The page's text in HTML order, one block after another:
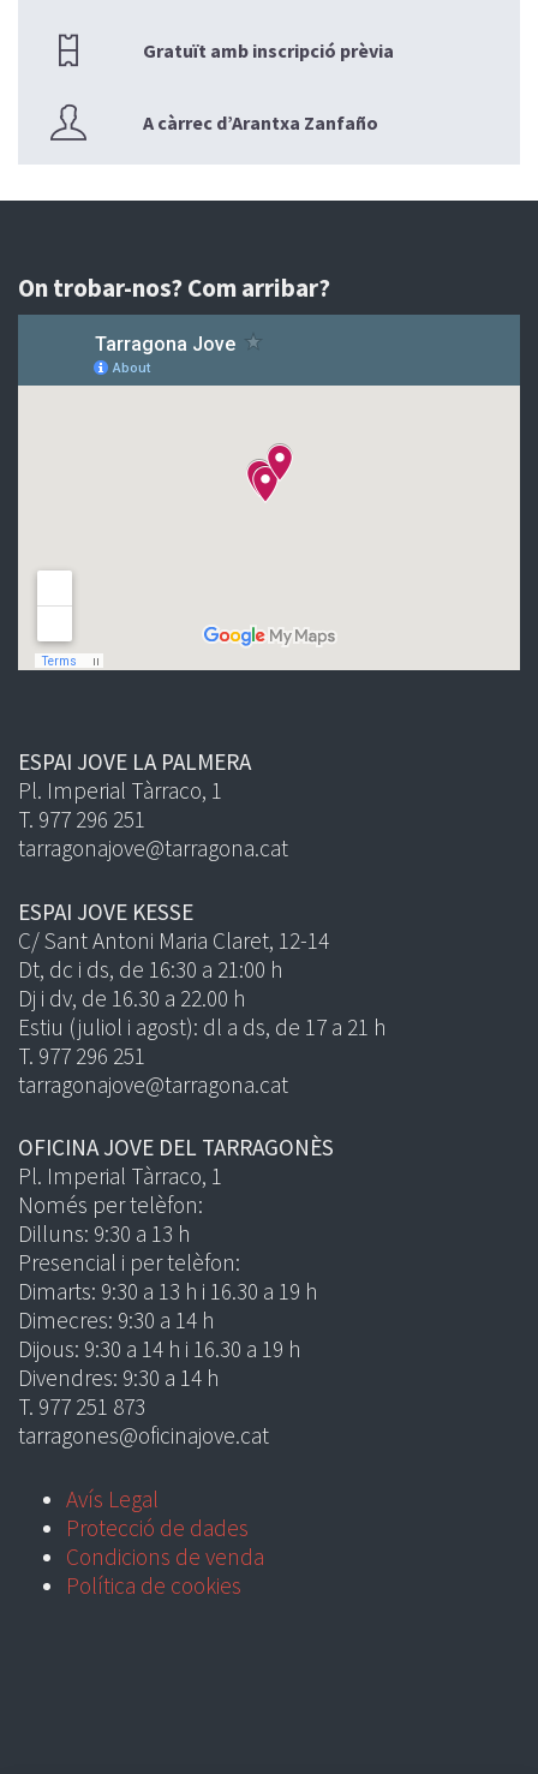
Gratuït amb inscripció prèvia
A càrrec d’Arantxa Zanfaño
On trobar-nos? Com arribar?
ESPAI JOVE LA PALMERA
Pl. Imperial Tàrraco, 1
T. 977 296 251
tarragonajove@tarragona.cat
ESPAI JOVE KESSE
C/ Sant Antoni Maria Claret, 12-14
Dt, dc i ds, de 16:30 a 21:00 h
Dj i dv, de 16.30 a 22.00 h
Estiu (juliol i agost): dl a ds, de 17 a 21 h
T. 977 296 251
tarragonajove@tarragona.cat
OFICINA JOVE DEL TARRAGONÈS
Pl. Imperial Tàrraco, 1
Només per telèfon:
Dilluns: 9:30 a 13 h
Presencial i per telèfon:
Dimarts: 9:30 a 13 h i 16.30 a 19 h
Dimecres: 9:30 a 14 h
Dijous: 9:30 a 14 h i 16.30 a 19 h
Divendres: 9:30 a 14 h
T. 977 251 873
tarragones@oficinajove.cat
Avís Legal
Protecció de dades
Condicions de venda
Política de cookies